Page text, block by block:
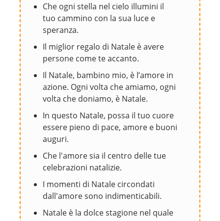
Che ogni stella nel cielo illumini il
tuo cammino con la sua luce e
speranza.
Il miglior regalo di Natale è avere
persone come te accanto.
Il Natale, bambino mio, è l’amore in
azione. Ogni volta che amiamo, ogni
volta che doniamo, è Natale.
In questo Natale, possa il tuo cuore
essere pieno di pace, amore e buoni
auguri.
Che l'amore sia il centro delle tue
celebrazioni natalizie.
I momenti di Natale circondati
dall'amore sono indimenticabili.
Natale è la dolce stagione nel quale